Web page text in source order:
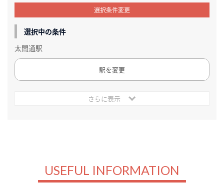
選択条件変更
選択中の条件
太閤通駅
駅を変更
さらに表示
USEFUL INFORMATION